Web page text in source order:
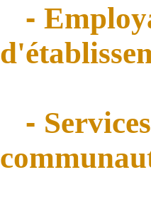
-
-